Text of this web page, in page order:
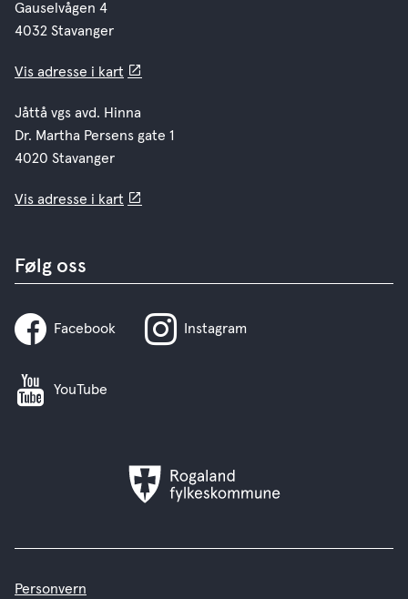
Gauselvågen 4
4032 Stavanger
Vis adresse i kart
Jåttå vgs avd. Hinna
Dr. Martha Persens gate 1
4020 Stavanger
Vis adresse i kart
Følg oss
Facebook Instagram
YouTube
Rogaland
fylkeskommune
Personvern